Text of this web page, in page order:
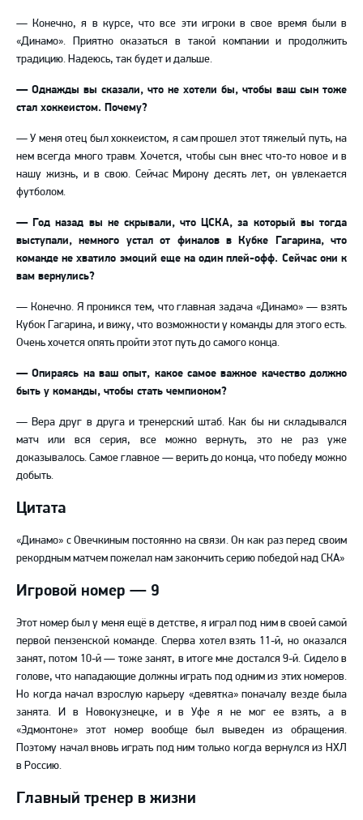
— Конечно, я в курсе, что все эти игроки в свое время были в
«Динамо». Приятно оказаться в такой компании и продолжить
традицию. Надеюсь, так будет и дальше.
—Однажды вы сказали, что не хотели бы, чтобы ваш сын тоже
стал хоккеистом. Почему?
—У меня отец был хоккеистом, я сам прошел этот тяжелый путь, на
нем всегда много травм. Хочется, чтобы сын внес что-то новое и в
нашу жизнь, и в свою. Сейчас Мирону десять лет, он увлекается
футболом.
—Год назад вы не скрывали, что ЦСКА, за который вы тогда
выступали, немного устал от финалов в Кубке Гагарина, что
команде не хватило эмоций еще на один плей-офф. Сейчас они к
вам вернулись?
— Конечно. Я проникся тем, что главная задача «Динамо»— взять
Кубок Гагарина, и вижу, что возможности у команды для этого есть.
Очень хочется опять пройти этот путь до самого конца.
—Опираясь на ваш опыт, какое самое важное качество должно
быть у команды, чтобы стать чемпионом?
— Вера друг в друга и тренерский штаб. Как бы ни складывался
матч или вся серия, все можно вернуть, это не раз уже
доказывалось. Самое главное—верить до конца, что победу можно
добыть.
Цитата
«Динамо» с Овечкиным постоянно на связи. Он как раз перед своим
рекордным матчем пожелал нам закончить серию победой над СКА»
Игровой номер — 9
Этот номер был у меня ещё в детстве, я играл под ним в своей самой
первой пензенской команде. Сперва хотел взять 11-й, но оказался
занят, потом 10-й— тоже занят, в итоге мне достался 9-й. Сидело в
голове, что нападающие должны играть под одним из этих номеров.
Но когда начал взрослую карьеру «девятка» поначалу везде была
занята. И в Новокузнецке, и в Уфе я не мог ее взять, а в
«Эдмонтоне» этот номер вообще был выведен из обращения.
Поэтому начал вновь играть под ним только когда вернулся из НХЛ
в Россию.
Главный тренер в жизни